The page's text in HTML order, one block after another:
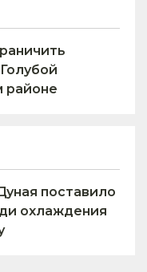
районе
поставило
охлаждения